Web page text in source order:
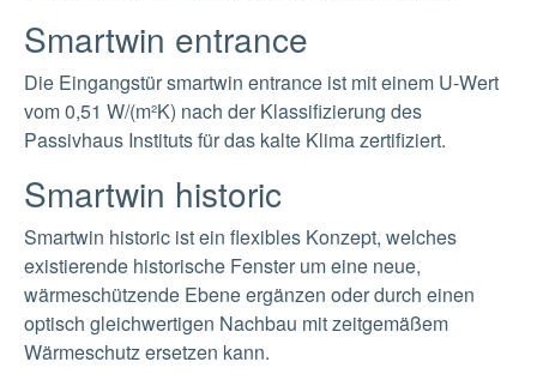
Smartwin entrance
Die Eingangstür smartwin entrance ist mit einem U-Wert
vom 0,51 W/(m²K) nach der Klassifizierung des
Passivhaus Instituts für das kalte Klima zertifiziert.
Smartwin historic
Smartwin historic ist ein flexibles Konzept, welches
existierende historische Fenster um eine neue,
wärmeschützende Ebene ergänzen oder durch einen
optisch gleichwertigen Nachbau mit zeitgemäßem
Wärmeschutz ersetzen kann.